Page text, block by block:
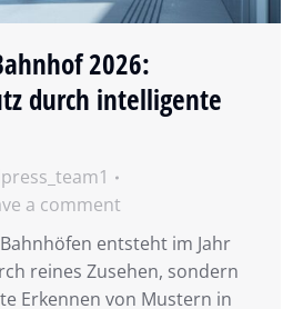
2026:
durch intelligente
a comment
entsteht im Jahr
reines Zusehen, sondern
Erkennen von Mustern in